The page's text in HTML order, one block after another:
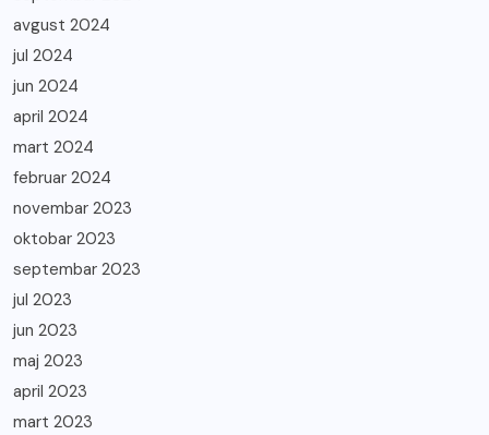
avgust 2024
jul 2024
jun 2024
april 2024
mart 2024
februar 2024
novembar 2023
oktobar 2023
septembar 2023
jul 2023
jun 2023
maj 2023
april 2023
mart 2023